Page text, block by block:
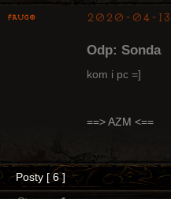
Frugo 2020-04-13
Odp: Sonda
kom i pc =]
==> AZM <==
Posty [ 6 ]